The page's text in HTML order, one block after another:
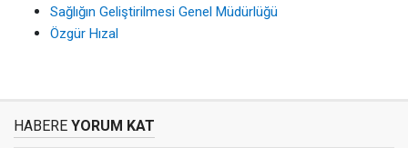
Sağlığın Geliştirilmesi Genel Müdürlüğü
Özgür Hızal
HABERE YORUM KAT